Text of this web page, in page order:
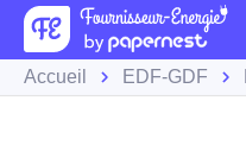
Accueil EDF-GDF